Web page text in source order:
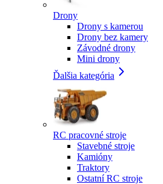
Drony
Drony s kamerou
Drony bez kamery
Závodné drony
Mini drony
Ďalšia kategória
RC pracovné stroje
Stavebné stroje
Kamióny
Traktory
Ostatní RC stroje